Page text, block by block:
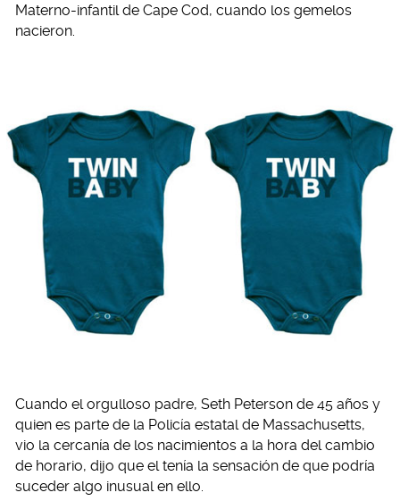
Materno-infantil de Cape Cod, cuando los gemelos
nacieron.
Cuando el orgulloso padre, Seth Peterson de 45 años y
quien es parte de la Policía estatal de Massachusetts,
vio la cercanía de los nacimientos a la hora del cambio
de horario, dijo que el tenía la sensación de que podría
suceder algo inusual en ello.